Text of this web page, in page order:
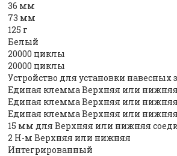
36 мм
73 мм
125 г
Белый
20000 циклы
20000 циклы
Устройство для установки навесных
Единая клемма Верхняя или
Единая клемма Верхняя или
Единая клемма Верхняя или
15 мм для Верхняя или нижняя
2 Н-м Верхняя или нижняя
Интегрированный